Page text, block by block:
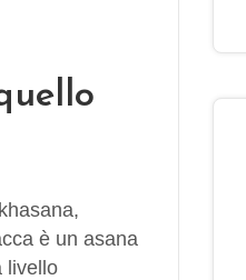
è un asana
livello